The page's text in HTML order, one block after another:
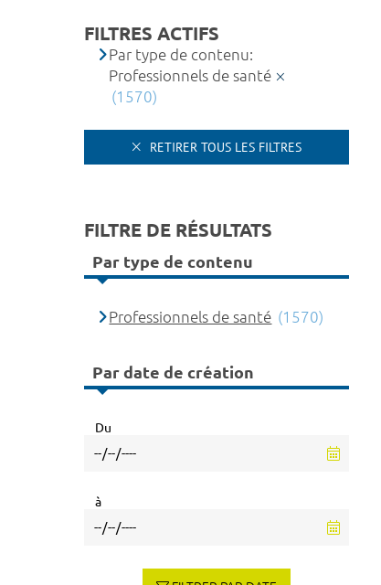
FILTRES ACTIFS
Par type de contenu:
Professionnels de santé
(1570)
RETIRER TOUS LES FILTRES
FILTRE DE RÉSULTATS
Par type de contenu
Professionnels de santé (1570)
Par date de création
Du
à